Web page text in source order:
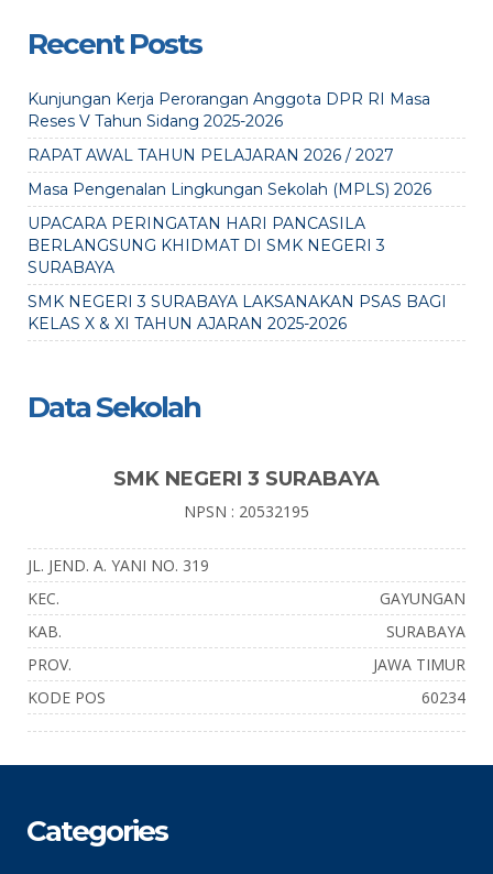
Recent Posts
Kunjungan Kerja Perorangan Anggota DPR RI Masa
Reses V Tahun Sidang 2025-2026
RAPAT AWAL TAHUN PELAJARAN 2026 / 2027
Masa Pengenalan Lingkungan Sekolah (MPLS) 2026
UPACARA PERINGATAN HARI PANCASILA
BERLANGSUNG KHIDMAT DI SMK NEGERI 3
SURABAYA
SMK NEGERI 3 SURABAYA LAKSANAKAN PSAS BAGI
KELAS X & XI TAHUN AJARAN 2025-2026
Data Sekolah
SMK NEGERI 3 SURABAYA
NPSN : 20532195
JL. JEND. A. YANI NO. 319
KEC.
GAYUNGAN
KAB.
SURABAYA
PROV.
JAWA TIMUR
KODE POS
60234
Categories